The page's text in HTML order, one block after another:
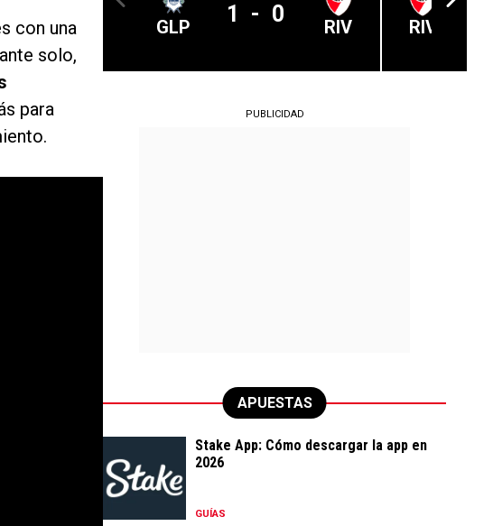
con una
solo,
para
GLP 1 - 0 RIV RIV
PUBLICIDAD
APUESTAS
Stake App: Cómo descargar la app en
2026
GUÍAS